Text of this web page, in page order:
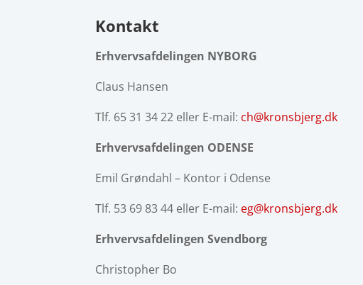
Kontakt
Erhvervsafdelingen NYBORG
Claus Hansen
Tlf. 65 31 34 22 eller E-mail: ch@kronsbjerg.dk
Erhvervsafdelingen ODENSE
Emil Grøndahl – Kontor i Odense
Tlf. 53 69 83 44 eller E-mail: eg@kronsbjerg.dk
Erhvervsafdelingen Svendborg
Christopher Bo